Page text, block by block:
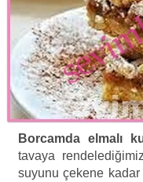
Borcamda elmalı
tavaya
suyunu çekene